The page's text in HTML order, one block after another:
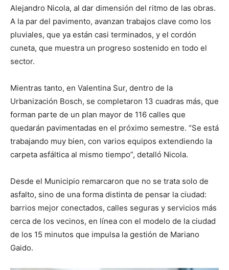
Alejandro Nicola, al dar dimensión del ritmo de las obras.
A la par del pavimento, avanzan trabajos clave como los
pluviales, que ya están casi terminados, y el cordón
cuneta, que muestra un progreso sostenido en todo el
sector.
Mientras tanto, en Valentina Sur, dentro de la
Urbanización Bosch, se completaron 13 cuadras más, que
forman parte de un plan mayor de 116 calles que
quedarán pavimentadas en el próximo semestre. “Se está
trabajando muy bien, con varios equipos extendiendo la
carpeta asfáltica al mismo tiempo”, detalló Nicola.
Desde el Municipio remarcaron que no se trata solo de
asfalto, sino de una forma distinta de pensar la ciudad:
barrios mejor conectados, calles seguras y servicios más
cerca de los vecinos, en línea con el modelo de la ciudad
de los 15 minutos que impulsa la gestión de Mariano
Gaido.